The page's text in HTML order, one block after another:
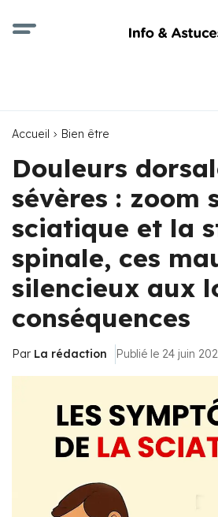
Accueil Bien être
Douleurs
sévères : zoom
sciatique et la
spinale, ces
silencieux aux
conséquences
Par La rédaction Publié le 24 juin